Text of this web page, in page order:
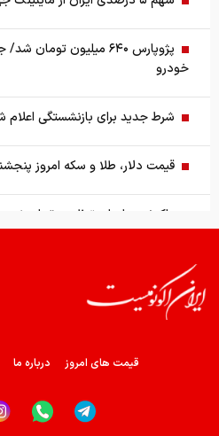
پژوپارس ۶۴۰ میلیون
خودرو
شرط جدید برای بازنشستگی اعلام
قیمت دلار، طلا و سکه امروز پنجشنبه ۱۴۰۵/
واکنش سازمان تنظیم مقررات
ضریب ۲.۷ برای اینترنت
ادامه روند نزولی قدرت خرید
قیمت های امروز درباره ما